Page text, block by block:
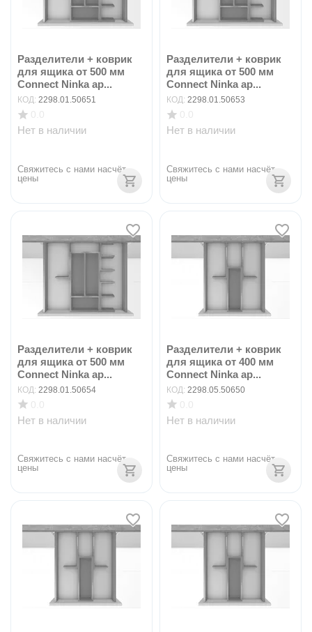
Разделители + коврик
для ящика от 500 мм
Connect Ninka ар...
КОД: 2298.01.50651
Нет в наличии
Свяжитесь с нами насчёт
цены
Разделители + коврик
для ящика от 500 мм
Connect Ninka ар...
КОД: 2298.01.50653
Нет в наличии
Свяжитесь с нами насчёт
цены
Разделители + коврик
для ящика от 500 мм
Connect Ninka ар...
КОД: 2298.01.50654
Нет в наличии
Свяжитесь с нами насчёт
цены
Разделители + коврик
для ящика от 400 мм
Connect Ninka ар...
КОД: 2298.05.50650
Нет в наличии
Свяжитесь с нами насчёт
цены